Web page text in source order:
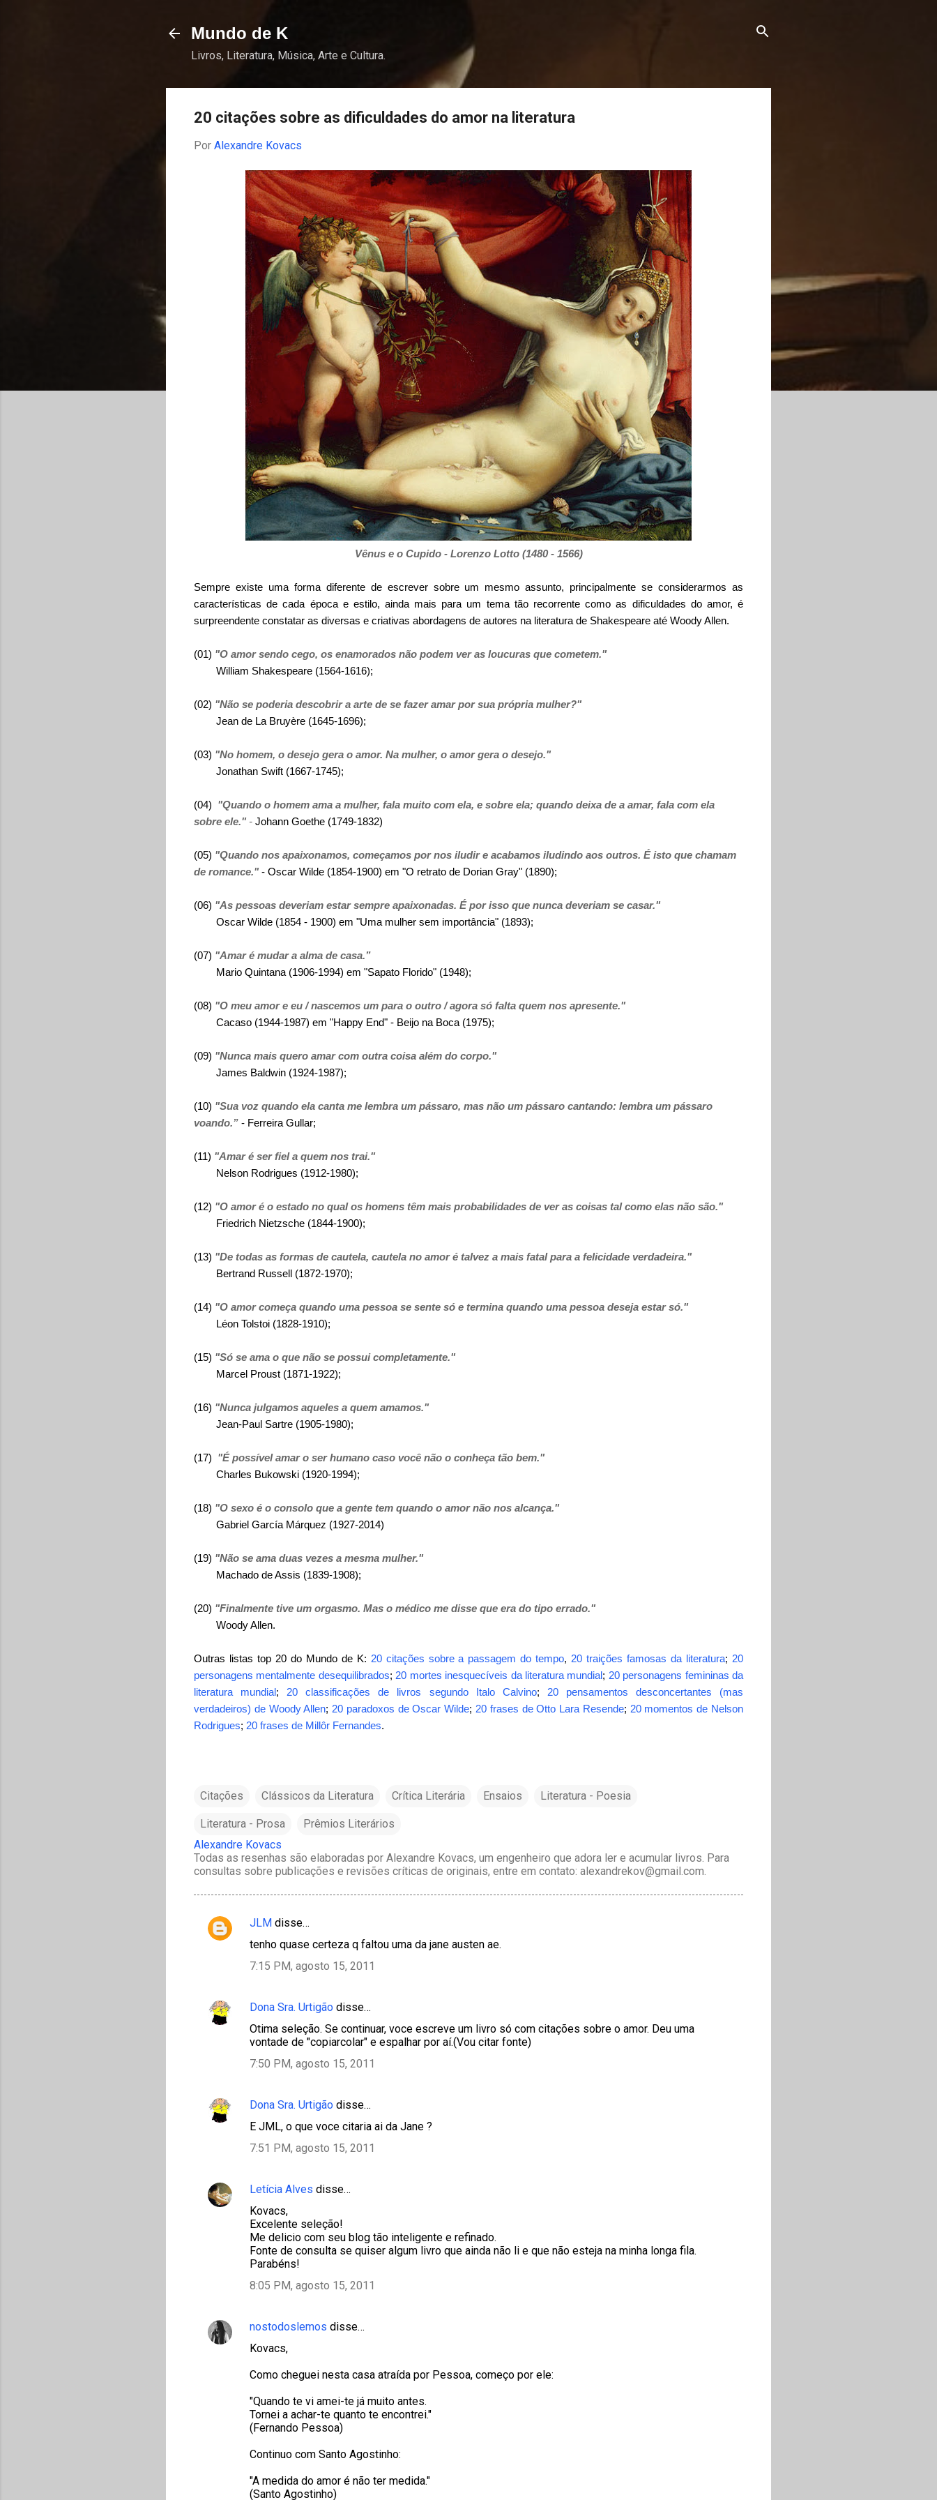
Mundo de K
Livros, Literatura, Música, Arte e Cultura.
20 citações sobre as dificuldades do amor na literatura
Por Alexandre Kovacs
Vênus e o Cupido - Lorenzo Lotto (1480 - 1566)
Sempre existe uma forma diferente de escrever sobre um mesmo assunto, principalmente se considerarmos as
características de cada época e estilo, ainda mais para um tema tão recorrente como as dificuldades do amor, é
surpreendente constatar as diversas e criativas abordagens de autores na literatura de Shakespeare até Woody Allen.
(01) "O amor sendo cego, os enamorados não podem ver as loucuras que cometem."
William Shakespeare (1564-1616);
(02) "Não se poderia descobrir a arte de se fazer amar por sua própria mulher?"
Jean de La Bruyère (1645-1696);
(03) "No homem, o desejo gera o amor. Na mulher, o amor gera o desejo."
Jonathan Swift (1667-1745);
(04) "Quando o homem ama a mulher, fala muito com ela, e sobre ela; quando deixa de a amar, fala com ela
sobre ele." - Johann Goethe (1749-1832)
(05) "Quando nos apaixonamos, começamos por nos iludir e acabamos iludindo aos outros. É isto que chamam
de romance." - Oscar Wilde (1854-1900) em "O retrato de Dorian Gray" (1890);
(06) "As pessoas deveriam estar sempre apaixonadas. É por isso que nunca deveriam se casar."
Oscar Wilde (1854 - 1900) em "Uma mulher sem importância" (1893);
(07) "Amar é mudar a alma de casa.”
Mario Quintana (1906-1994) em "Sapato Florido" (1948);
(08) "O meu amor e eu / nascemos um para o outro / agora só falta quem nos apresente."
Cacaso (1944-1987) em "Happy End" - Beijo na Boca (1975);
(09) "Nunca mais quero amar com outra coisa além do corpo."
James Baldwin (1924-1987);
(10) "Sua voz quando ela canta me lembra um pássaro, mas não um pássaro cantando: lembra um pássaro
voando.” - Ferreira Gullar;
(11) "Amar é ser fiel a quem nos trai."
Nelson Rodrigues (1912-1980);
(12) "O amor é o estado no qual os homens têm mais probabilidades de ver as coisas tal como elas não são."
Friedrich Nietzsche (1844-1900);
(13) "De todas as formas de cautela, cautela no amor é talvez a mais fatal para a felicidade verdadeira."
Bertrand Russell (1872-1970);
(14) "O amor começa quando uma pessoa se sente só e termina quando uma pessoa deseja estar só."
Léon Tolstoi (1828-1910);
(15) "Só se ama o que não se possui completamente."
Marcel Proust (1871-1922);
(16) "Nunca julgamos aqueles a quem amamos."
Jean-Paul Sartre (1905-1980);
(17) "É possível amar o ser humano caso você não o conheça tão bem."
Charles Bukowski (1920-1994);
(18) "O sexo é o consolo que a gente tem quando o amor não nos alcança."
Gabriel García Márquez (1927-2014)
(19) "Não se ama duas vezes a mesma mulher."
Machado de Assis (1839-1908);
(20) "Finalmente tive um orgasmo. Mas o médico me disse que era do tipo errado."
Woody Allen.
Outras listas top 20 do Mundo de K: 20 citações sobre a passagem do tempo, 20 traições famosas da literatura; 20
personagens mentalmente desequilibrados; 20 mortes inesquecíveis da literatura mundial; 20 personagens femininas da
literatura mundial; 20 classificações de livros segundo Italo Calvino; 20 pensamentos desconcertantes (mas
verdadeiros) de Woody Allen; 20 paradoxos de Oscar Wilde; 20 frases de Otto Lara Resende; 20 momentos de Nelson
Rodrigues; 20 frases de Millôr Fernandes.
Citações Clássicos da Literatura Crítica Literária Ensaios Literatura - Poesia
Literatura - Prosa
Prêmios Literários
Alexandre Kovacs
Todas as resenhas são elaboradas por Alexandre Kovacs, um engenheiro que adora ler e acumular livros. Para
consultas sobre publicações e revisões críticas de originais, entre em contato: alexandrekov@gmail.com.
C
n
o
s
JLM disse…
tenho quase certeza q faltou uma da jane austen ae.
7:15 PM, agosto 15, 2011
Dona Sra. Urtigão disse…
Otima seleção. Se continuar, voce escreve um livro só com citações sobre o amor. Deu uma
vontade de "copiarcolar" e espalhar por aí.(Vou citar fonte)
7:50 PM, agosto 15, 2011
Dona Sra. Urtigão disse…
E JML, o que voce citaria ai da Jane ?
7:51 PM, agosto 15, 2011
Letícia Alves disse…
Kovacs,
Excelente seleção!
Me delicio com seu blog tão inteligente e refinado.
Fonte de consulta se quiser algum livro que ainda não li e que não esteja na minha longa fila.
Parabéns!
8:05 PM, agosto 15, 2011
nostodoslemos disse…
Kovacs,
Como cheguei nesta casa atraída por Pessoa, começo por ele:
"Quando te vi amei-te já muito antes.
Tornei a achar-te quanto te encontrei."
(Fernando Pessoa)
Continuo com Santo Agostinho:
"A medida do amor é não ter medida."
(Santo Agostinho)